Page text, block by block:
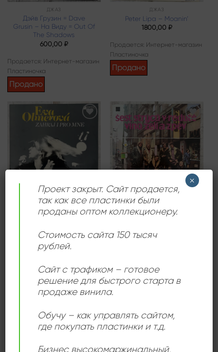
ДЖАЗ
Дэйв Грузин = Dave
Grusin – На Виду = Out Of
The Shadows
600,00 ₽
Продается: Интернет-магазин
Пластиночка
Продано
ДЖАЗ
Peter Lipa – Moanin’
1800,00 ₽
Продается: Интернет-магазин
Пластиночка
Продано
Add to
wishlist
ВОКАЛ
Eva Olmerová, JOČR řídí
600,00₽
Продано
Add to
wishlist
ДЖАЗ
Šest Strýců V Redutě –
Продано
Add to
wishlist
Проект закрыт. Сайт продается,
так как все пластинки были
проданы оптом коллекционеру.
Стоимость сайта 150 тысяч
рублей.
Сайт с трафиком – готовое
решение для быстрого старта в
продаже винила.
Обучу – как управлять сайтом,
где покупать пластинки и т.д.
Бизнес высокомаржинальный,
×